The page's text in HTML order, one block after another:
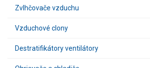
Zvlhčovače vzduchu
Vzduchové clony
Destratifikátory ventilátory